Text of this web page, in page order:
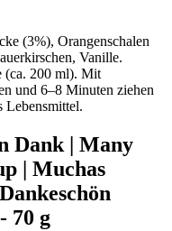
(3%), Orangenschalen
Vanille.
(ca. 200 ml). Mit
und 6–8 Minuten ziehen
Lebensmittel.
Dank | Many
| Muchas
70 g